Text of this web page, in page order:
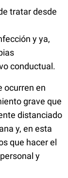
tratar desde
y ya,
conductual.
ocurren en
grave que
distanciado
y, en esta
que hacer el
y